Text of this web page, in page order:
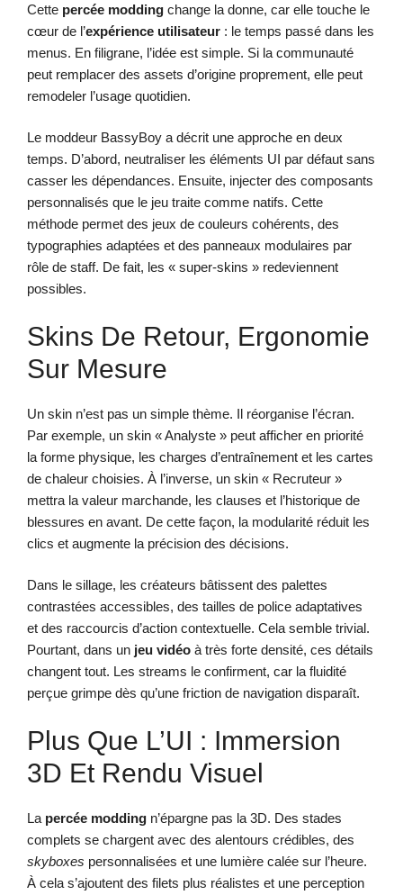
Cette percée modding change la donne, car elle touche le
cœur de l’expérience utilisateur : le temps passé dans les
menus. En filigrane, l’idée est simple. Si la communauté
peut remplacer des assets d’origine proprement, elle peut
remodeler l’usage quotidien.
Le moddeur BassyBoy a décrit une approche en deux
temps. D’abord, neutraliser les éléments UI par défaut sans
casser les dépendances. Ensuite, injecter des composants
personnalisés que le jeu traite comme natifs. Cette
méthode permet des jeux de couleurs cohérents, des
typographies adaptées et des panneaux modulaires par
rôle de staff. De fait, les « super-skins » redeviennent
possibles.
Skins De Retour, Ergonomie
Sur Mesure
Un skin n’est pas un simple thème. Il réorganise l’écran.
Par exemple, un skin « Analyste » peut afficher en priorité
la forme physique, les charges d’entraînement et les cartes
de chaleur choisies. À l’inverse, un skin « Recruteur »
mettra la valeur marchande, les clauses et l’historique de
blessures en avant. De cette façon, la modularité réduit les
clics et augmente la précision des décisions.
Dans le sillage, les créateurs bâtissent des palettes
contrastées accessibles, des tailles de police adaptatives
et des raccourcis d’action contextuelle. Cela semble trivial.
Pourtant, dans un jeu vidéo à très forte densité, ces détails
changent tout. Les streams le confirment, car la fluidité
perçue grimpe dès qu’une friction de navigation disparaît.
Plus Que L’UI : Immersion
3D Et Rendu Visuel
La percée modding n’épargne pas la 3D. Des stades
complets se chargent avec des alentours crédibles, des
skyboxes personnalisées et une lumière calée sur l’heure.
À cela s’ajoutent des filets plus réalistes et une perception